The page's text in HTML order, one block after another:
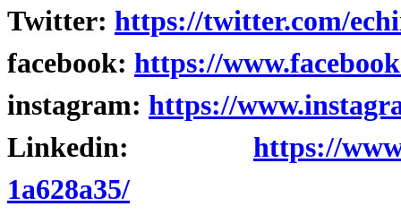
Twitter: https://twitter.com/
facebook: https://
instagram: https://
Linkedin: https://
1a628a35/